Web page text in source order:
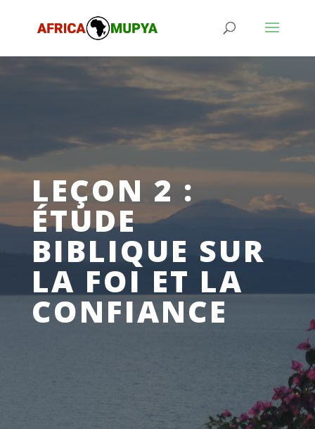
LEÇON 2 :
ÉTUDE
BIBLIQUE SUR
LA FOI ET LA
CONFIANCE